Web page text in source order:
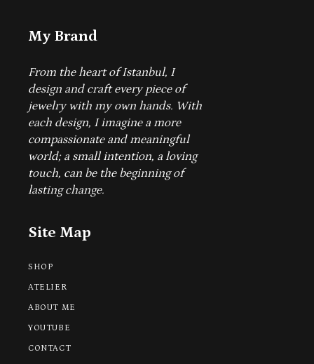
My Brand
From the heart of Istanbul, I
design and craft every piece of
jewelry with my own hands. With
each design, I imagine a more
compassionate and meaningful
world; a small intention, a loving
touch, can be the beginning of
lasting change.
Site Map
SHOP
ATELIER
ABOUT ME
YOUTUBE
CONTACT